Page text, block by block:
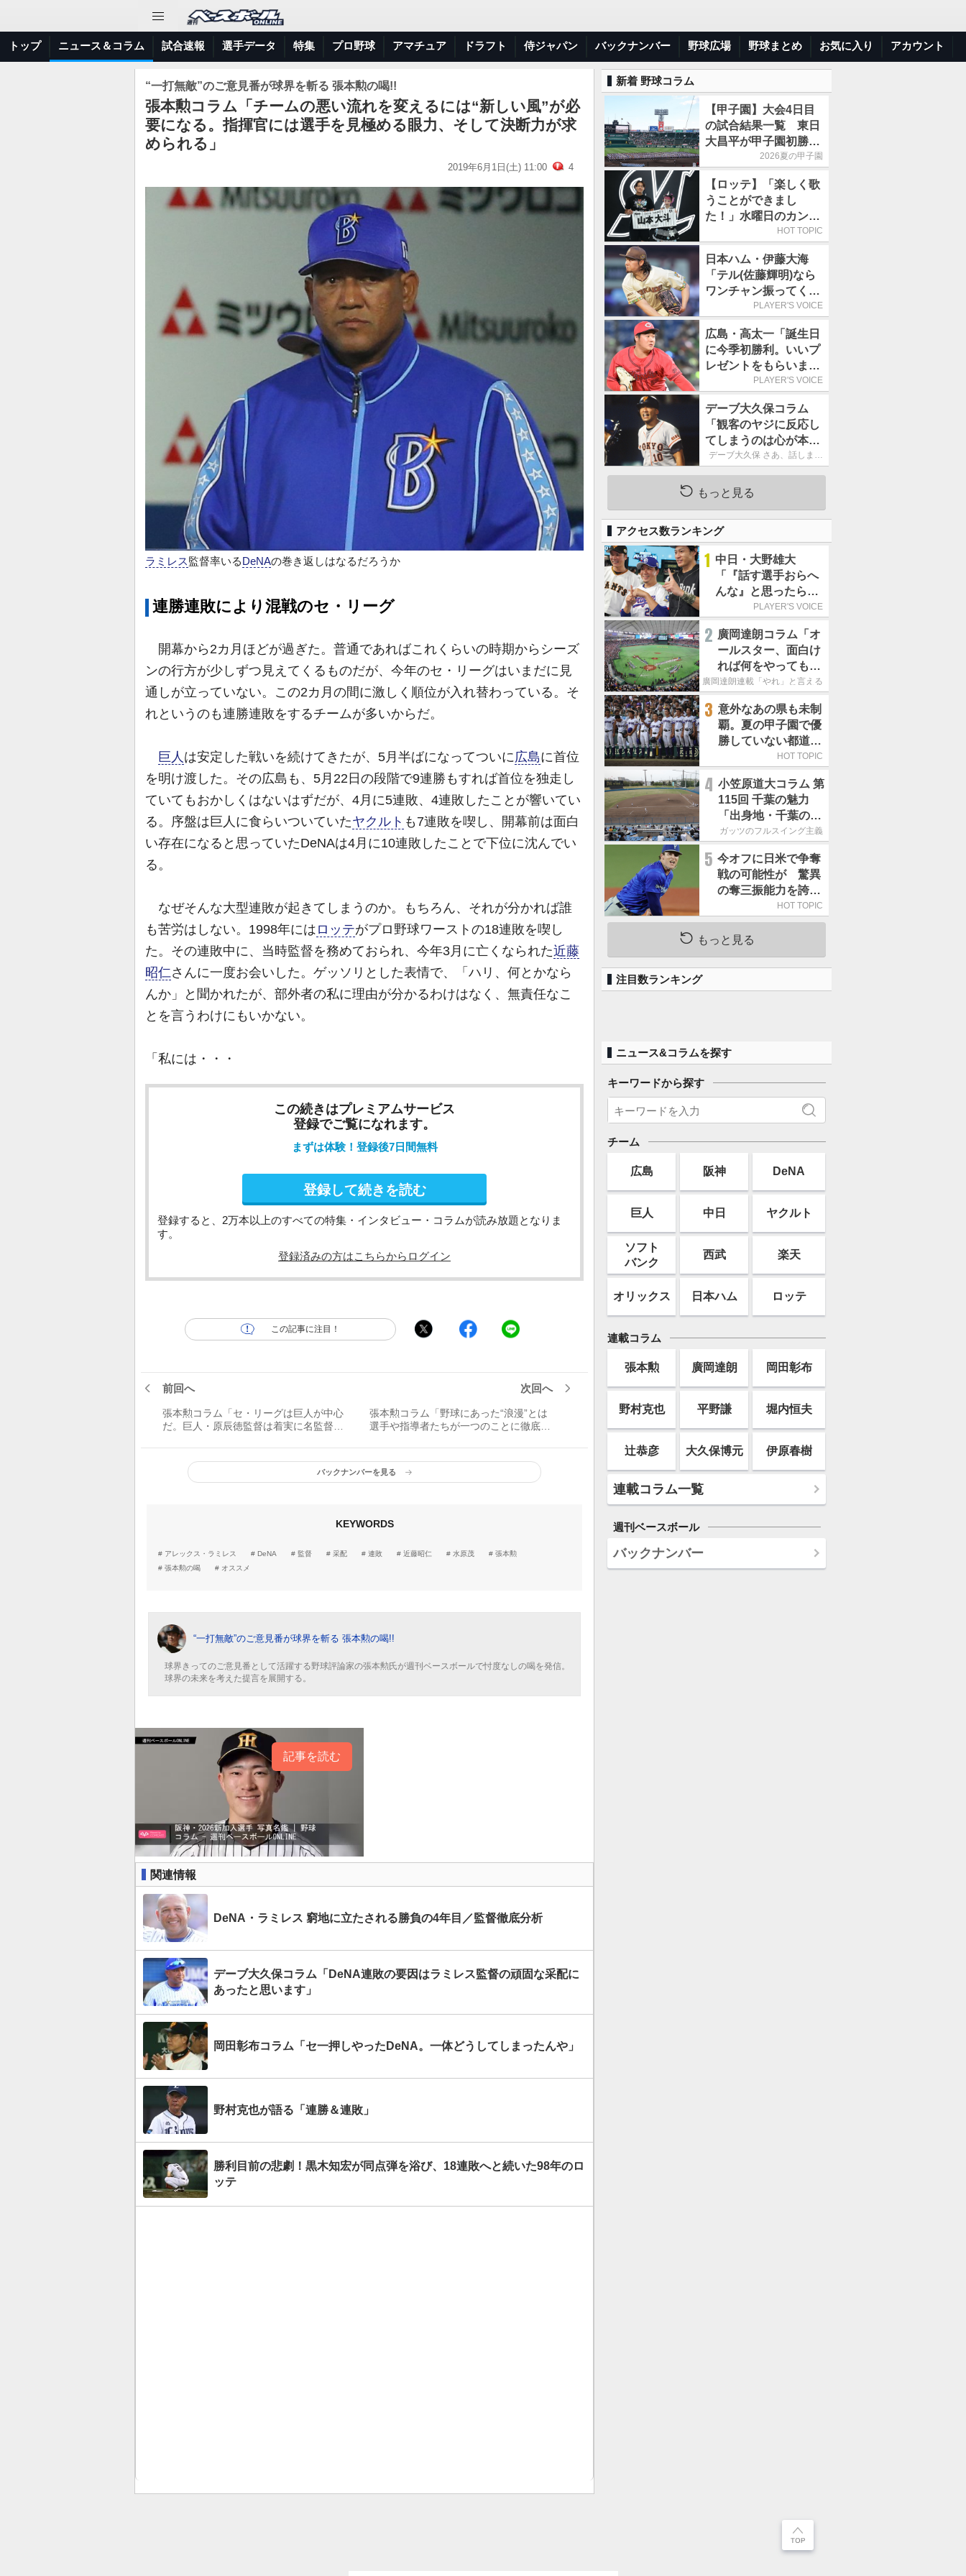
トップ ニュース＆コラム 試合速報 選手データ 特集 プロ野球 アマチュア ドラフト 侍ジャパン バックナンバー 野球広場 野球まとめ お気に入り アカウント
“一打無敵”のご意見番が球界を斬る 張本勲の喝!!
張本勲コラム「チームの悪い流れを変えるには“新しい風”が必
要になる。指揮官には選手を見極める眼力、そして決断力が求
められる」
2019年6月1日(土) 11:00 4
ラミレス監督率いる DeNAの巻き返しはなるだろうか
連勝連敗により混戦のセ・リーグ
開幕から2カ月ほどが過ぎた。普通であればこれくらいの時期からシーズ
ンの行方が少しずつ見えてくるものだが、今年のセ・リーグはいまだに見
通しが立っていない。この2カ月の間に激しく順位が入れ替わっている。そ
れというのも連勝連敗をするチームが多いからだ。
巨人 は安定した戦いを続けてきたが、5月半ばになってついに 広島に首位
を明け渡した。その広島も、5月22日の段階で9連勝もすれば首位を独走し
ていてもおかしくはないはずだが、4月に5連敗、4連敗したことが響いてい
る。序盤は巨人に食らいついていたヤクルト も7連敗を喫し、開幕前は面白
い存在になると思っていたDeNAは4月に10連敗したことで下位に沈んでい
る。
なぜそんな大型連敗が起きてしまうのか。もちろん、それが分かれば誰
も苦労はしない。1998年には ロッテがプロ野球ワーストの18連敗を喫し
た。その連敗中に、当時監督を務めておられ、今年3月に亡くなられた近藤
昭仁さんに一度お会いした。ゲッソリとした表情で、「ハリ、何とかなら
んか」と聞かれたが、部外者の私に理由が分かるわけはなく、無責任なこ
とを言うわけにもいかない。
「私には・・・
この続きはプレミアムサービス
登録でご覧になれます。
まずは体験！登録後7日間無料
登録して続きを読む
登録すると、2万本以上のすべての特集・インタビュー・コラムが読み放題となりま
す。
登録済みの方はこちらからログイン
この記事に注目！
前回へ
張本勲コラム「セ・リーグは巨人が中心
だ。巨人・原辰徳監督は着実に名監督・
次回へ
張本勲コラム「野球にあった“浪漫”とは
選手や指導者たちが一つのことに徹底的
のだ」
バックナンバーを見る
KEYWORDS
アレックス・ラミレス DeNA 監督 采配 連敗 近藤昭仁 水原茂
張本勲
張本勲の喝
オススメ
“一打無敵”のご意見番が球界を斬る 張本勲の喝!!
球界きってのご意見番として活躍する野球評論家の張本勲氏が週刊ベースボールで忖度なしの喝を発信。
球界の未来を考えた提言を展開する。
記事を読む
関連情報
DeNA・ラミレス 窮地に立たされる勝負の4年目／監督徹底分析
デーブ大久保コラム「DeNA連敗の要因はラミレス監督の頑固な采配に
あったと思います」
岡田彰布コラム「セ一押しやったDeNA。一体どうしてしまったんや」
野村克也が語る「連勝＆連敗」
勝利目前の悲劇！黒木知宏が同点弾を浴び、18連敗へと続いた98年のロ
ッテ
新着 野球コラム
【甲子園】大会4日目
の試合結果一覧 東日
大昌平が甲子園初勝
利、青森山田は1点差
2026夏の甲子園
【ロッテ】「楽しく歌
うことができまし
た！」水曜日のカンパ
ネラ、8月8日のオリッ
に来場
HOT TOPIC
日本ハム・伊藤大海
「テル(佐藤輝明)なら
ワンチャン振ってくれ
るかなと思って超スロ
た」／魔球
PLAYER'S VOICE
広島・高太一「誕生日
に今季初勝利。いいプ
レゼントをもらいまし
た」／バースデー星
PLAYER'S VOICE
デーブ大久保コラム
「観客のヤジに反応し
てしまうのは心が本当
に純粋だからなので
デーブ大久保 さあ、話しまし
ょう！
もっと見る
アクセス数ランキング
1 中日・大野雄大
「『話す選手おらへ
んな』と思ったら坂
本勇人が来た！」／
PLAYER'S VOICE
2 廣岡達朗コラム「オ
ールスター、面白け
れば何をやってもい
いという発想は大間
廣岡達朗連載「やれ」と言える信念
3 意外なあの県も未制
覇。夏の甲子園で優
勝していない都道府
HOT TOPIC
4 小笠原道大コラム 第
115回 千葉の魅力
「出身地・千葉の話
の続き。昔から野球
す」
ガッツのフルスイング主義
5 今オフに日米で争奪
戦の可能性が 驚異
の奪三振能力を誇る
「最速160キロ右腕」
は
HOT TOPIC
もっと見る
注目数ランキング
ニュース&コラムを探す
キーワードから探す
チーム
広島 阪神 DeNA
巨人 中日 ヤクルト
ソフト
バンク
西武 楽天
オリックス 日本ハム ロッテ
連載コラム
張本勲 廣岡達朗 岡田彰布
野村克也 平野謙 堀内恒夫
辻恭彦 大久保博元 伊原春樹
連載コラム一覧
週刊ベースボール
バックナンバー